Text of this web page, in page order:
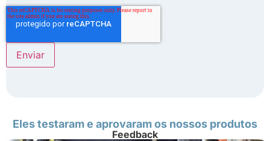
Eles testaram e aprovaram os nossos produtos
Feedback